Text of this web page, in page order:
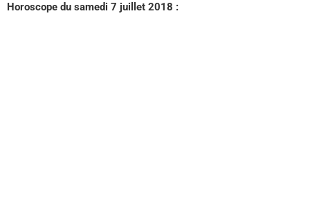
Horoscope du samedi 7 juillet 2018 :